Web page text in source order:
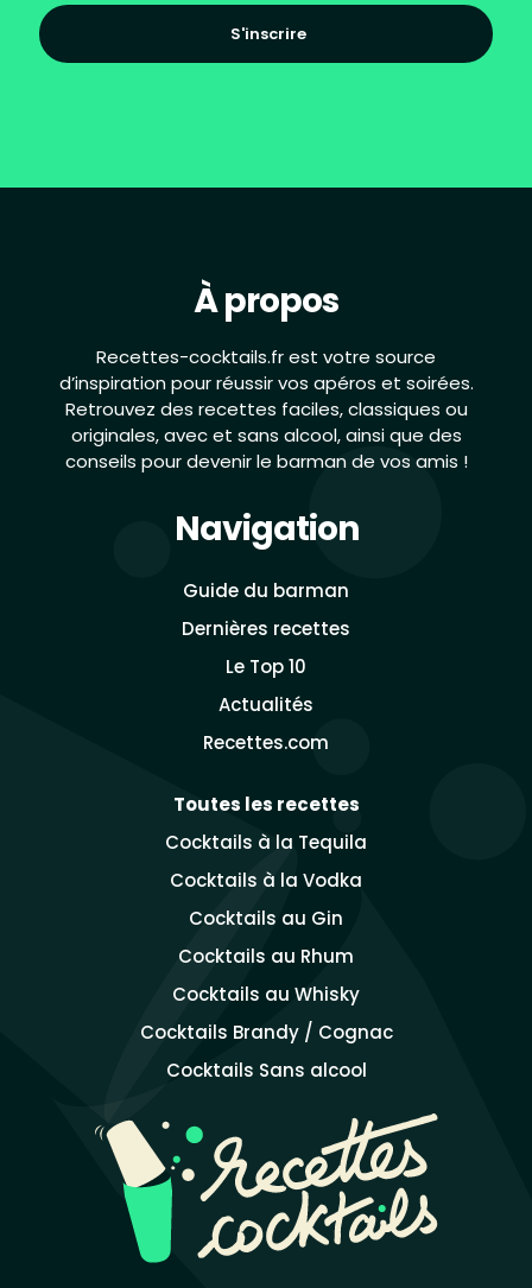
S'inscrire
À propos
Recettes-cocktails.fr est votre source
d’inspiration pour réussir vos apéros et soirées.
Retrouvez des recettes faciles, classiques ou
originales, avec et sans alcool, ainsi que des
conseils pour devenir le barman de vos amis !
Navigation
Guide du barman
Dernières recettes
Le Top 10
Actualités
Recettes.com
Toutes les recettes
Cocktails à la Tequila
Cocktails à la Vodka
Cocktails au Gin
Cocktails au Rhum
Cocktails au Whisky
Cocktails Brandy / Cognac
Cocktails Sans alcool